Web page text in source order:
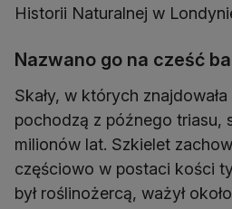
Historii Naturalnej w
Nazwano go na cześć
Skały, w których
pochodzą z późnego triasu,
milionów lat. Szkielet
częściowo w postaci kości
był roślinożercą, ważył